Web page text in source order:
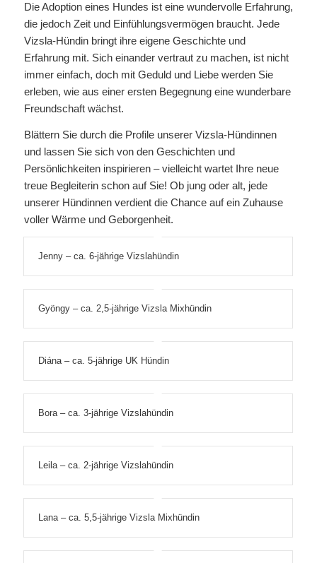
Die Adoption eines Hundes ist eine wundervolle Erfahrung,
die jedoch Zeit und Einfühlungsvermögen braucht. Jede
Vizsla-Hündin bringt ihre eigene Geschichte und
Erfahrung mit. Sich einander vertraut zu machen, ist nicht
immer einfach, doch mit Geduld und Liebe werden Sie
erleben, wie aus einer ersten Begegnung eine wunderbare
Freundschaft wächst.
Blättern Sie durch die Profile unserer Vizsla-Hündinnen
und lassen Sie sich von den Geschichten und
Persönlichkeiten inspirieren – vielleicht wartet Ihre neue
treue Begleiterin schon auf Sie! Ob jung oder alt, jede
unserer Hündinnen verdient die Chance auf ein Zuhause
voller Wärme und Geborgenheit.
Jenny – ca. 6-jährige Vizslahündin
Gyöngy – ca. 2,5-jährige Vizsla Mixhündin
Diána – ca. 5-jährige UK Hündin
Bora – ca. 3-jährige Vizslahündin
Leila – ca. 2-jährige Vizslahündin
Lana – ca. 5,5-jährige Vizsla Mixhündin